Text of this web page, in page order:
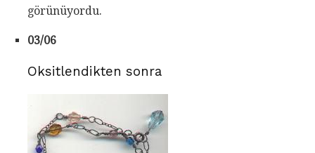
görünüyordu.
03/06
Oksitlendikten sonra